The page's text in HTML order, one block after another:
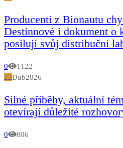
Producenti z Bionautu
Destinnové i dokument o
posilují svůj distribuční
0
1122
22Dub2026
Silné příběhy, aktuální
otevírají důležité
0 806